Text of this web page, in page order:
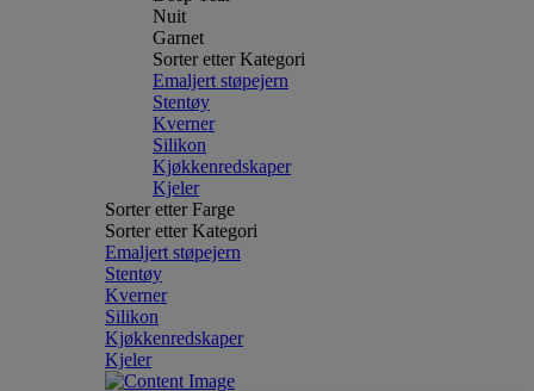
Nuit
Garnet
Sorter etter Kategori
Emaljert støpejern
Stentøy
Kverner
Silikon
Kjøkkenredskaper
Kjeler
Sorter etter Farge
Sorter etter Kategori
Emaljert støpejern
Stentøy
Kverner
Silikon
Kjøkkenredskaper
Kjeler